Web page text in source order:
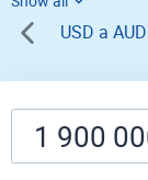
inversa, vaya a «
USD a AUD